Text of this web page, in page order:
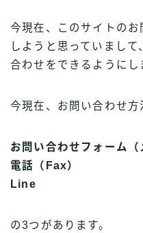
今現在、このサイトの
しようと思っていまし
合わせをできるようにし
今現在、お問い合わせ方
お問い合わせフォーム（
電話（Fax）
Line
の3つがあります。